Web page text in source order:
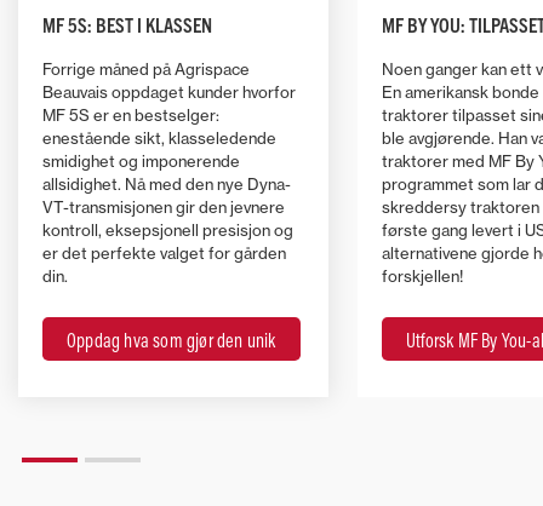
MF 5S: BEST I KLASSEN
Forrige måned på Agrispace
Beauvais oppdaget kunder hvorfor
MF 5S er en bestselger:
enestående sikt, klasseledende
smidighet og imponerende
allsidighet. Nå med den nye Dyna-
VT-transmisjonen gir den jevnere
kontroll, eksepsjonell presisjon og
er det perfekte valget for gården
din.
Oppdag hva som gjør den unik
MF BY YOU:
Noen ganger kan ett
En amerikansk
traktorer tilpasset
ble avgjørende. Han
traktorer med MF By
programmet som lar
skreddersy traktoren
første gang levert i
alternativene gjorde
forskjellen!
Utforsk MF By You-